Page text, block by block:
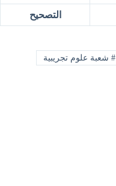
التصحيح
#شعبة علوم تجريبية